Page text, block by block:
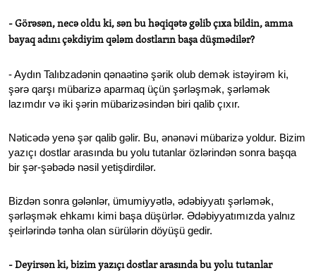
- Görəsən, necə oldu ki, sən bu həqiqətə gəlib çıxa bildin, amma
bayaq adını çəkdiyim qələm dostların başa düşmədilər?
- Aydın Talıbzadənin qənaətinə şərik olub demək istəyirəm ki,
şərə qarşı mübarizə aparmaq üçün şərləşmək, şərləmək
lazımdır və iki şərin mübarizəsindən biri qalib çıxır.
Nəticədə yenə şər qalib gəlir. Bu, ənənəvi mübarizə yoldur. Bizim
yazıçı dostlar arasında bu yolu tutanlar özlərindən sonra başqa
bir şər-şəbədə nəsil yetişdirdilər.
Bizdən sonra gələnlər, ümumiyyətlə, ədəbiyyatı şərləmək,
şərləşmək ehkamı kimi başa düşürlər. Ədəbiyyatımızda yalnız
şeirlərində tənha olan sürülərin döyüşü gedir.
- Deyirsən ki, bizim yazıçı dostlar arasında bu yolu tutanlar